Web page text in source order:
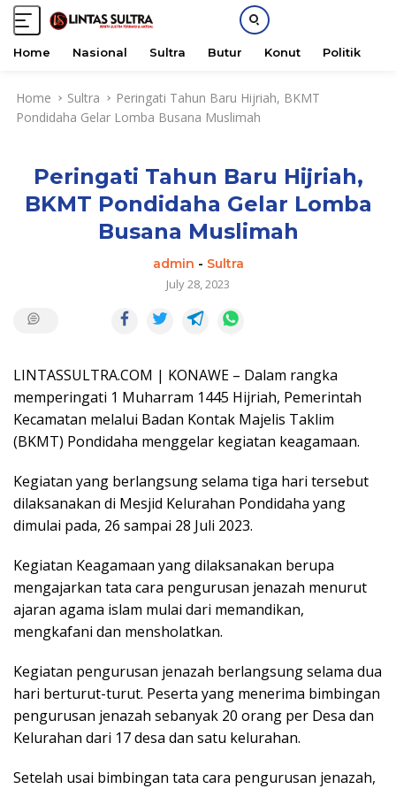
Home Nasional Sultra Butur Konut Politik
Home Sultra
Peringati Tahun Baru Hijriah, BKMT
Pondidaha Gelar Lomba Busana Muslimah
Peringati Tahun Baru Hijriah,
BKMT Pondidaha Gelar Lomba
Busana Muslimah
admin - Sultra
July 28, 2023
LINTASSULTRA.COM | KONAWE – Dalam rangka
memperingati 1 Muharram 1445 Hijriah, Pemerintah
Kecamatan melalui Badan Kontak Majelis Taklim
(BKMT) Pondidaha menggelar kegiatan keagamaan.
Kegiatan yang berlangsung selama tiga hari tersebut
dilaksanakan di Mesjid Kelurahan Pondidaha yang
dimulai pada, 26 sampai 28 Juli 2023.
Kegiatan Keagamaan yang dilaksanakan berupa
mengajarkan tata cara pengurusan jenazah menurut
ajaran agama islam mulai dari memandikan,
mengkafani dan mensholatkan.
Kegiatan pengurusan jenazah berlangsung selama dua
hari berturut-turut. Peserta yang menerima bimbingan
pengurusan jenazah sebanyak 20 orang per Desa dan
Kelurahan dari 17 desa dan satu kelurahan.
Setelah usai bimbingan tata cara pengurusan jenazah,